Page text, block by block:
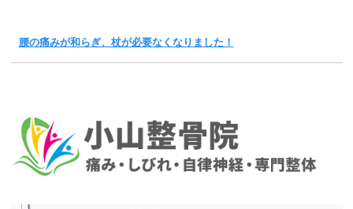
腰の痛みが和らぎ、杖が必要なくなりました！